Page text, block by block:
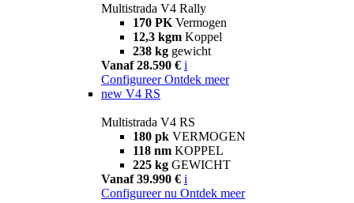
Multistrada V4 Rally
170 PK Vermogen
12,3 kgm Koppel
238 kg gewicht
Vanaf 28.590 € i
Configureer Ontdek meer
new V4 RS
Multistrada V4 RS
180 pk VERMOGEN
118 nm KOPPEL
225 kg GEWICHT
Vanaf 39.990 € i
Configureer nu Ontdek meer